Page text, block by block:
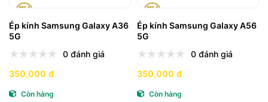
Ép kính Samsung Galaxy A36
5G
0 đánh giá
350,000 đ
Còn hàng
Ép kính Samsung Galaxy A56
5G
0 đánh giá
350,000 đ
Còn hàng